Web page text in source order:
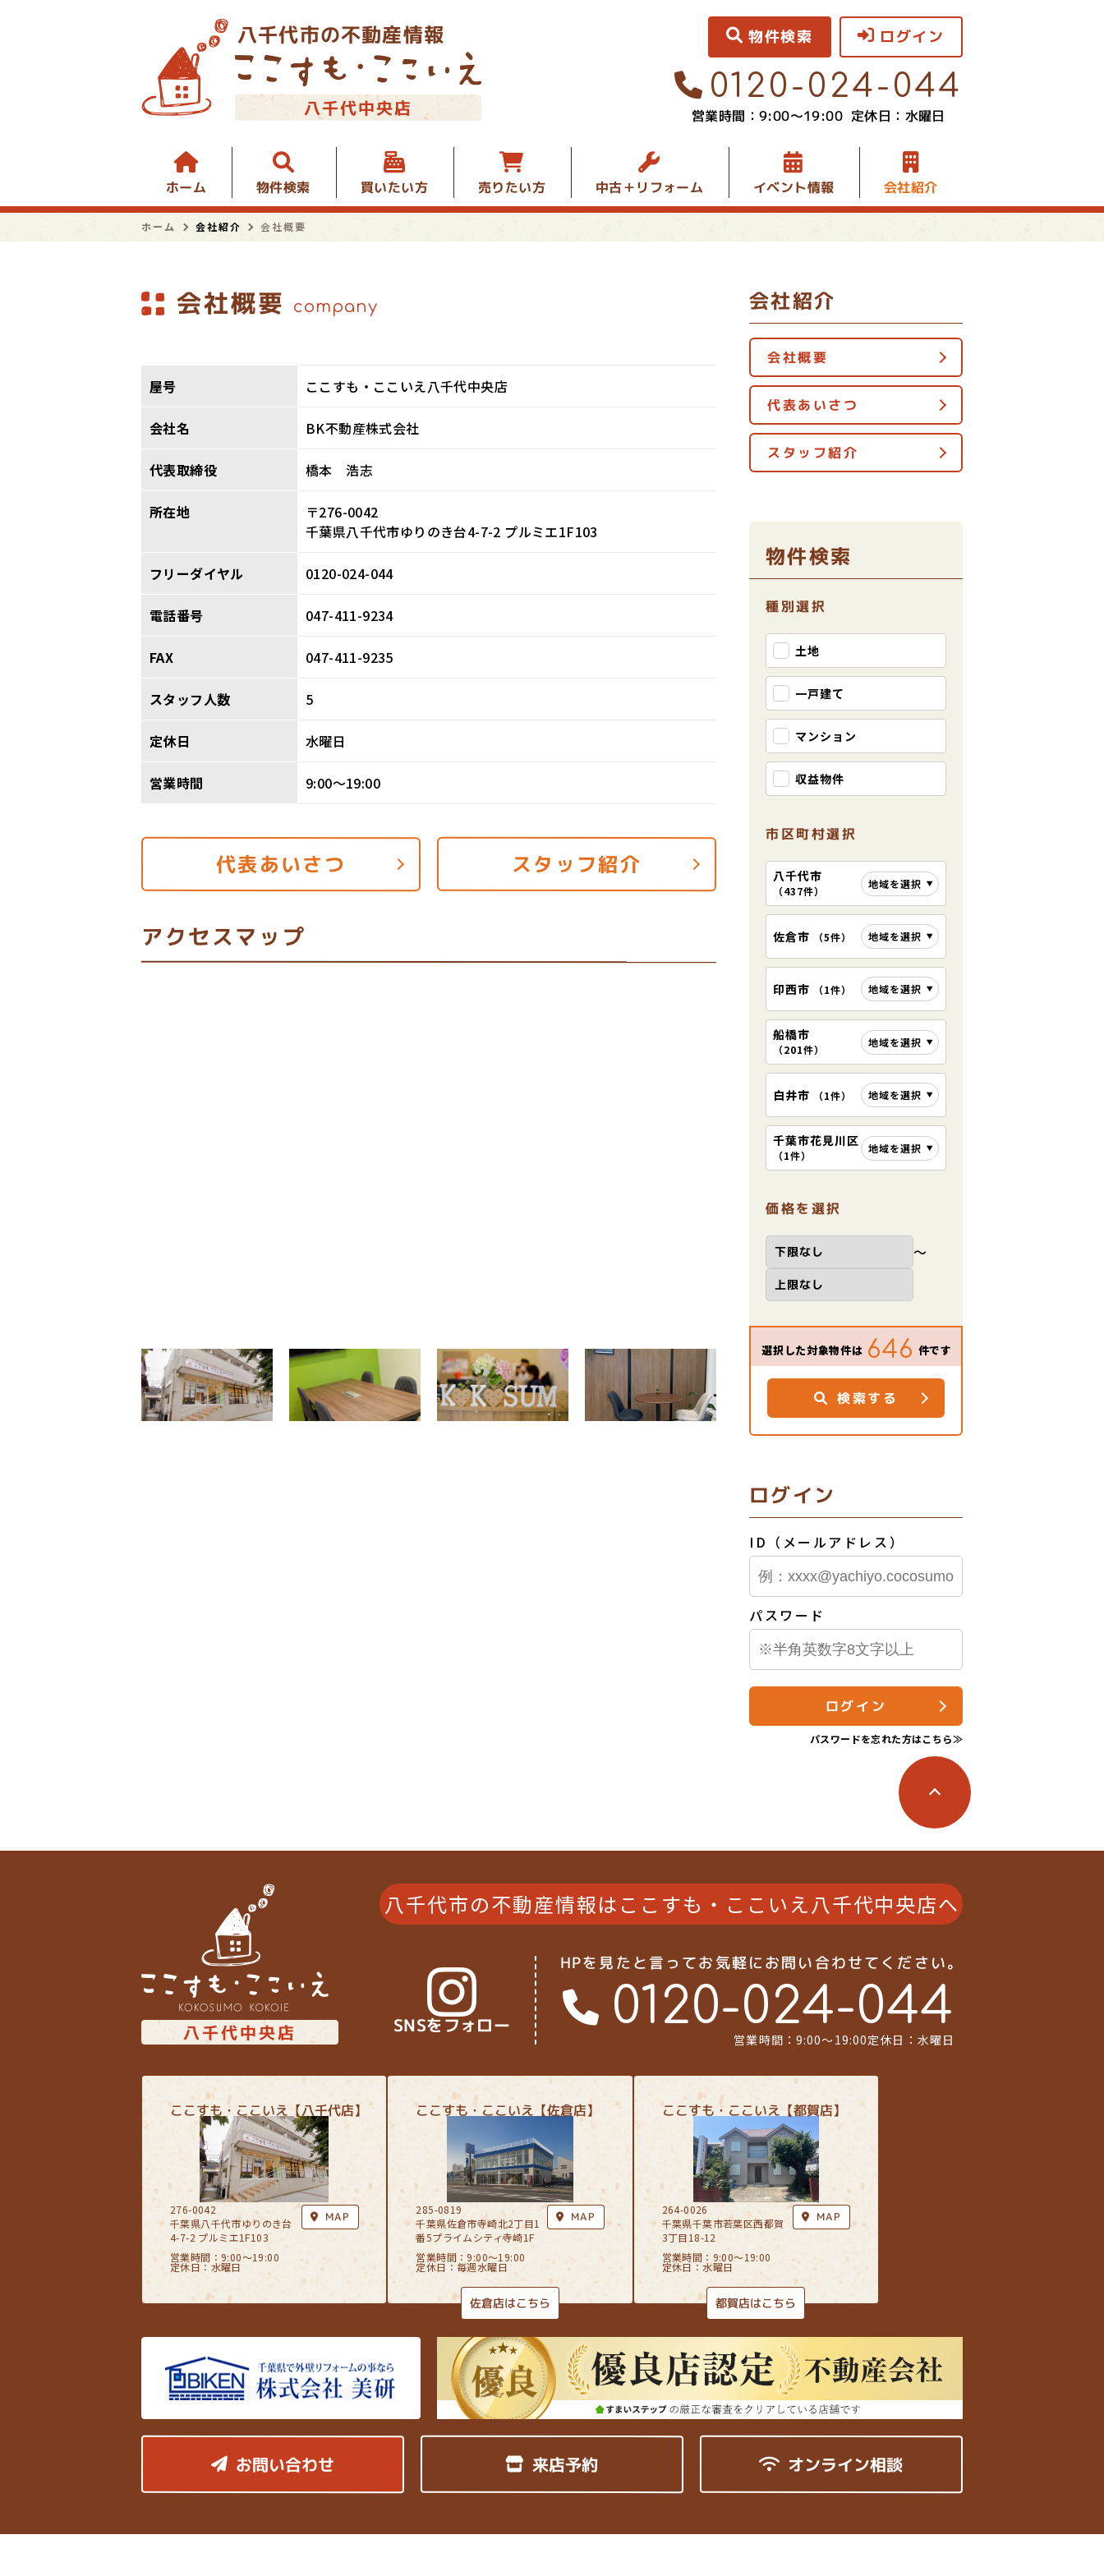
八千代市の不動産情報
八千代中央店
0120-024-044
営業時間：9:00〜19:00 定休日：水曜日
物件検索 ログイン
ホーム 物件検索 買いたい方 売りたい方 中古＋リフォーム イベント情報 会社紹介
ホーム 会社紹介 会社概要
会社概要 company
屋号 ここすも・ここいえ八千代中央店
会社名 BK不動産株式会社
代表取締役 橋本 浩志
所在地
〒276-0042
千葉県八千代市ゆりのき台4-7-2 プルミエ1F103
フリーダイヤル 0120-024-044
電話番号 047-411-9234
FAX 047-411-9235
スタッフ人数 5
定休日 水曜日
営業時間 9:00〜19:00
代表あいさつ スタッフ紹介
アクセスマップ
会社紹介
会社概要
代表あいさつ
スタッフ紹介
物件検索
種別選択
土地
一戸建て
マンション
収益物件
市区町村選択
八千代市
（437件）
地域を選択
佐倉市 （5件） 地域を選択
印西市 （1件） 地域を選択
船橋市
（201件）
地域を選択
白井市 （1件） 地域を選択
千葉市花見川区
（1件）
地域を選択
価格を選択
〜
選択した対象物件は 646 件です
検索する
ログイン
ID（メールアドレス）
パスワード
ログイン
パスワードを忘れた方はこちら≫
八千代市の不動産情報はここすも・ここいえ八千代中央店へ
八千代中央店 SNSをフォロー
HPを見たと言ってお気軽にお問い合わせてください。
0120-024-044
営業時間：9:00〜19:00定休日：水曜日
ここすも・ここいえ【佐倉店】
285-0819
千葉県佐倉市寺崎北2丁目1
番5プライムシティ寺崎1F
営業時間：9:00〜19:00
定休日：毎週水曜日
MAP
佐倉店はこちら
ここすも・ここいえ【八千代店】
276-0042
千葉県八千代市ゆりのき台
4-7-2 プルミエ1F103
営業時間：9:00〜19:00
定休日：水曜日
MAP
ここすも・ここいえ【都賀店】
264-0026
千葉県千葉市若葉区西都賀
3丁目18-12
営業時間：9:00〜19:00
定休日：水曜日
MAP
都賀店はこちら
お問い合わせ 来店予約 オンライン相談